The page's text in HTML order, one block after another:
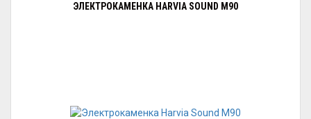
ЭЛЕКТРОКАМЕНКА HARVIA SOUND M90